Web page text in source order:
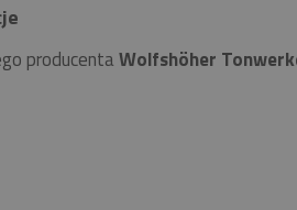
producentaWolfshöher